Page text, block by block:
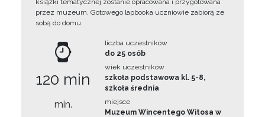
książki tematycznej zostanie opracowana i przygotowana
przez muzeum. Gotowego lapbooka uczniowie zabiorą ze
sobą do domu.
120 min
min.
liczba uczestników
do 25 osób
wiek uczestników
szkoła podstawowa kl. 5-8,
szkoła średnia
miejsce
Muzeum Wincentego Witosa w